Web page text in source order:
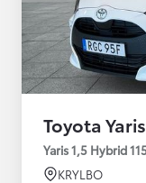
Toyota Yaris
Yaris 1,5 Hybrid
KRYLBO